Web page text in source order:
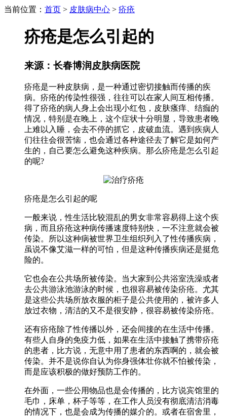
当前位置： 首页 > 皮肤病中心 > 疥疮
疥疮是怎么引起的
来源：长春博润皮肤病医院
疥疮是一种皮肤病，是一种通过密切接触而传播的疾
病。疥疮的传染性很强，往往可以在家人间互相传播。
得了疥疮的病人身上会出现小红包，皮肤瘙痒、结痂的
情况，特别是在晚上，这个症状十分明显，导致患者晚
上难以入睡，会去不停的抓它，皮破血流。遇到疾病人
们往往会很苦恼，也会通过各种途径去了解它是如何产
生的，自己要怎么避免这种疾病。那么疥疮是怎么引起
的呢?
疥疮是怎么引起的呢
一般来说，性生活比较混乱的男女非常容易得上这个疾
病，而且疥疮这种病传播速度特别快，一不注意就会被
传染。所以这种病被世界卫生组织列入了性传播疾病，
虽说不像艾滋一样的可怕，但是这种传播疾病还是挺危
险的。
它也会在公共场所被传染。当大家到公共浴室洗澡或者
去公共游泳池游泳的时候，也很容易被传染疥疮。尤其
是这些公共场所放衣服的柜子是公共使用的，被许多人
放过衣物，清洁的又不是很安静，很容易被传染疥疮。
还有疥疮除了性传播以外，还会间接的在生活中传播。
有些人自身的免疫力低，如果在生活中接触了携带疥疮
的患者，比方说，无意中用了患者的东西啊的，就会被
传染。并不是说你自认为你身强体壮你就不怕被传染，
而是应该积极的做好预防工作的。
在外面，一些公用物品也是会传播的，比方说宾馆里的
毛巾，床单，杯子等等，在工作人员没有彻底清洁消毒
的情况下，也是会成为传播的媒介的。或者在宿舍里，